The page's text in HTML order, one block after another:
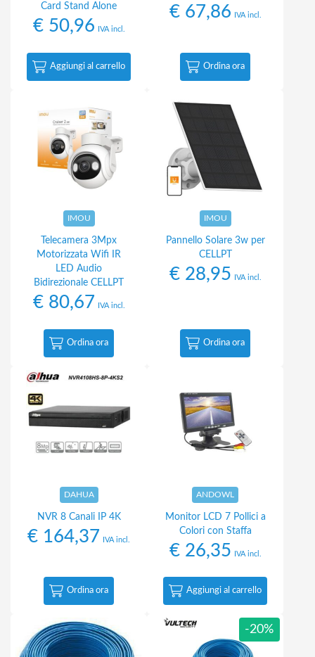
Card Stand Alone
€50,96 IVA incl.
Aggiungi al carrello
€67,86 IVA incl.
Ordina ora
IMOU
Telecamera 3Mpx
Motorizzata Wifi IR
LED Audio
Bidirezionale CELLPT
€80,67 IVA incl.
Ordina ora
IMOU
Pannello Solare 3w per
CELLPT
€28,95 IVA incl.
Ordina ora
DAHUA
NVR 8 Canali IP 4K
€ 164,37 IVA incl.
Ordina ora
ANDOWL
Monitor LCD 7 Pollici a
Colori con Staffa
€26,35 IVA incl.
Aggiungi al carrello
-20%